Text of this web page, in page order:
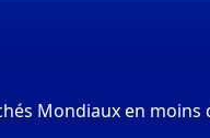
Mondiaux en moins